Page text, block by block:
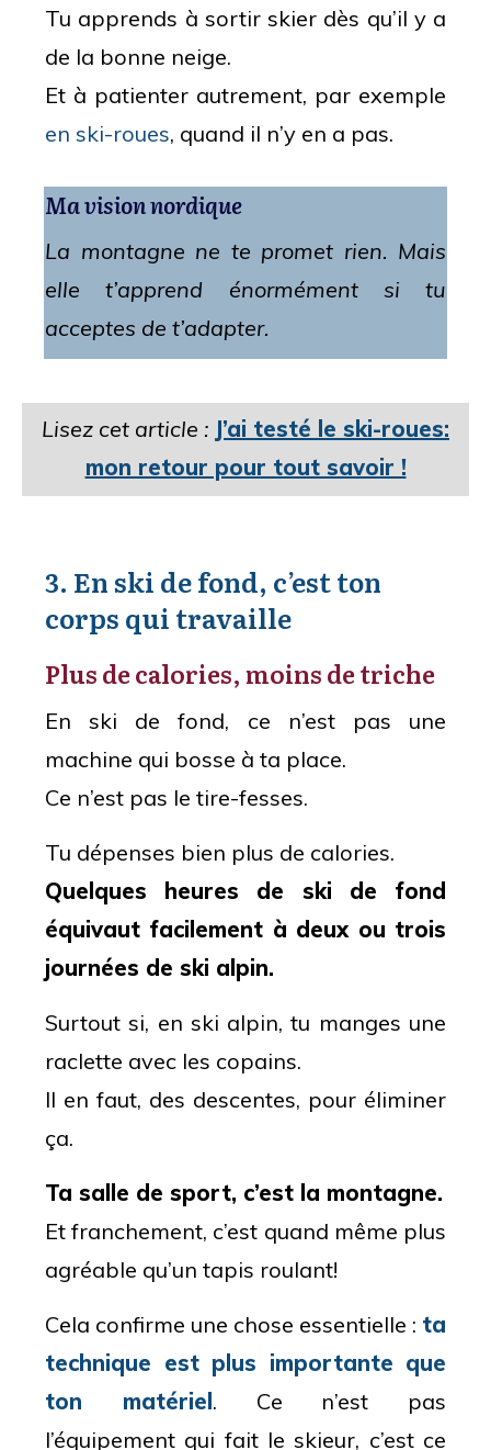
Tu apprends à sortir skier dès qu’il y a
de la bonne neige.
Et à patienter autrement, par exemple
en ski-roues, quand il n’y en a pas.
Ma vision nordique
La montagne ne te promet rien. Mais
elle t’apprend énormément si tu
acceptes de t’adapter.
Lisez cet article : J’ai testé le ski-roues:
mon retour pour tout savoir !
3. En ski de fond, c’est ton
corps qui travaille
Plus de calories, moins de triche
En ski de fond, ce n’est pas une
machine qui bosse à ta place.
Ce n’est pas le tire-fesses.
Tu dépenses bien plus de calories.
Quelques heures de ski de fond
équivaut facilement à deux ou trois
journées de ski alpin.
Surtout si, en ski alpin, tu manges une
raclette avec les copains.
Il en faut, des descentes, pour éliminer
ça.
Ta salle de sport, c’est la montagne.
Et franchement, c’est quand même plus
agréable qu’un tapis roulant!
Cela confirme une chose essentielle : ta
technique est plus importante que
ton matériel. Ce n’est pas
l’équipement qui fait le skieur, c’est ce